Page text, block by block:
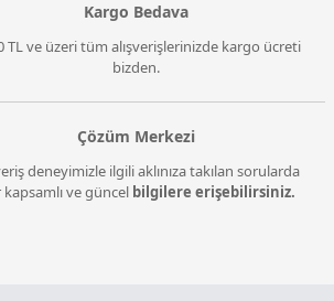
Kargo Bedava
TL ve üzeri tüm alışverişlerinizde kargo ücreti
bizden.
Çözüm Merkezi
deneyimizle ilgili aklınıza takılan sorularda
ve güncel bilgilere erişebilirsiniz.